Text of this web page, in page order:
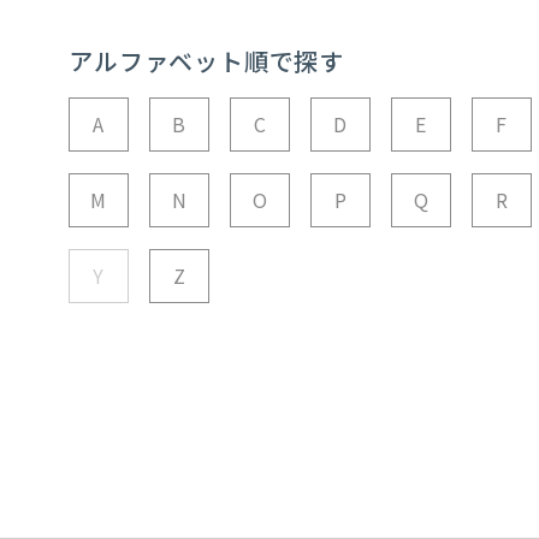
アルファベット順で探す
A B C D E F
M N O P Q R
Y Z